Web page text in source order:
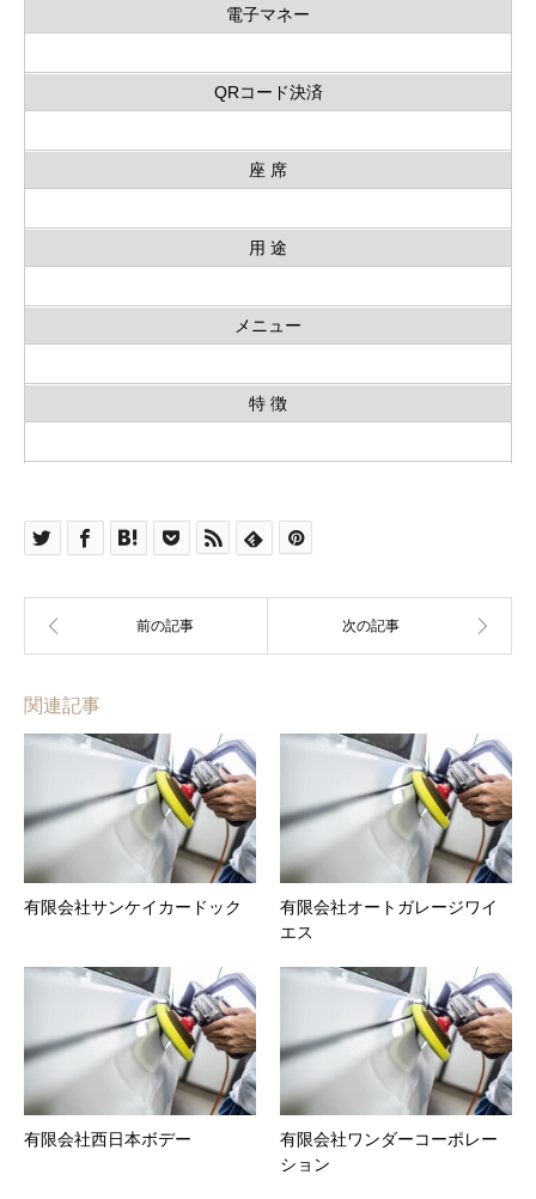
電子マネー
QRコード決済
座 席
用 途
メニュー
特 徴
関連記事
有限会社サンケイカードック
有限会社オートガレージワイ
エス
有限会社西日本ボデー
有限会社ワンダーコーポレー
ション